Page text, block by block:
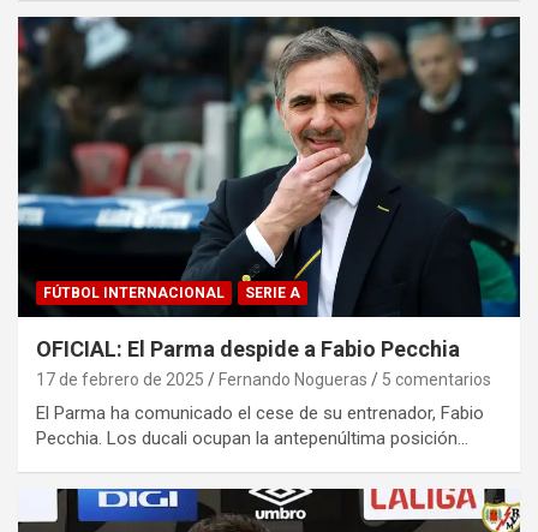
FÚTBOL INTERNACIONAL SERIE A
OFICIAL: El Parma despide a Fabio Pecchia
17 de febrero de 2025 Fernando Nogueras 5 comentarios
El Parma ha comunicado el cese de su entrenador, Fabio
Pecchia. Los ducali ocupan la antepenúltima posición…